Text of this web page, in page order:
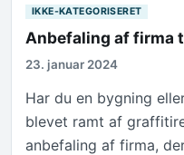
IKKE-KATEGORISERET
Anbefaling af firma
23. januar 2024
Har du en bygning
blevet ramt af
anbefaling af firma,